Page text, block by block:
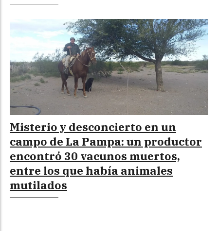
Misterio y desconcierto en un
campo de La Pampa: un productor
encontró 30 vacunos muertos,
entre los que había animales
mutilados